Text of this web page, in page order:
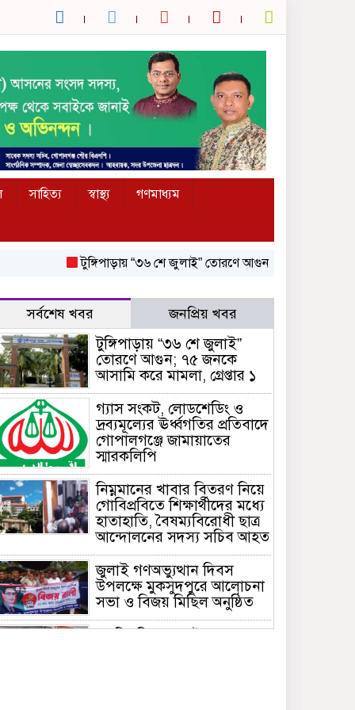
সাহিত্য স্বাস্থ্য
গণমাধ্যম
টুঙ্গিপাড়ায় “৩৬ শে জুলাই” তোরণে আগুন; ৭৫ জনকে আসামি করে
সর্বশেষ খবর জনপ্রিয় খবর
টুঙ্গিপাড়ায় “৩৬ শে জুলাই”
তোরণে আগুন; ৭৫ জনকে
আসামি করে মামলা, গ্রেপ্তার ১
গ্যাস সংকট, লোডশেডিং ও
দ্রব্যমূল্যের ঊর্ধ্বগতির প্রতিবাদে
গোপালগঞ্জে জামায়াতের
স্মারকলিপি
নিম্নমানের খাবার বিতরণ নিয়ে
গোবিপ্রবিতে শিক্ষার্থীদের মধ্যে
হাতাহাতি, বৈষম্যবিরোধী ছাত্র
আন্দোলনের সদস্য সচিব আহত
জুলাই গণঅভ্যুত্থান দিবস
উপলক্ষে মুকসুদপুরে আলোচনা
সভা ও বিজয় মিছিল অনুষ্ঠিত
গোবিপ্রবিতে জুলাই